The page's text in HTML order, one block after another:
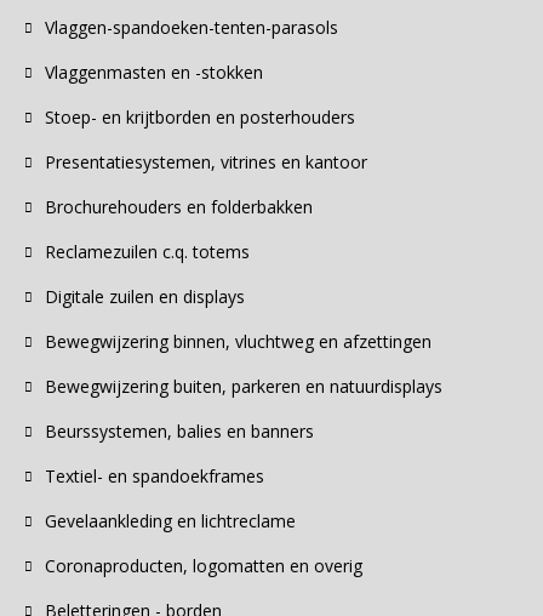
Vlaggen-spandoeken-tenten-parasols
Vlaggenmasten en -stokken
Stoep- en krijtborden en posterhouders
Presentatiesystemen, vitrines en kantoor
Brochurehouders en folderbakken
Reclamezuilen c.q. totems
Digitale zuilen en displays
Bewegwijzering binnen, vluchtweg en afzettingen
Bewegwijzering buiten, parkeren en natuurdisplays
Beurssystemen, balies en banners
Textiel- en spandoekframes
Gevelaankleding en lichtreclame
Coronaproducten, logomatten en overig
Beletteringen - borden